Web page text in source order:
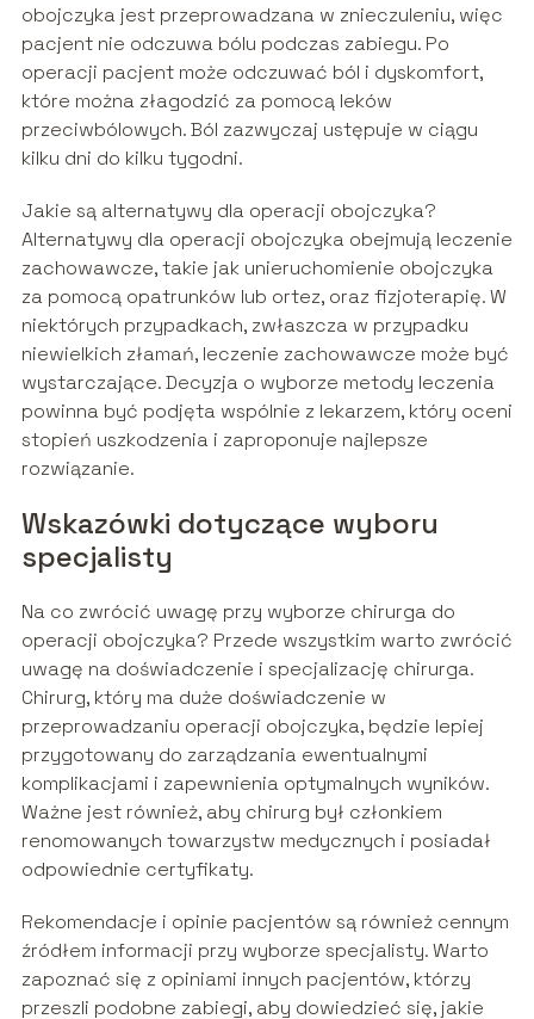
obojczyka jest przeprowadzana w znieczuleniu, więc
pacjent nie odczuwa bólu podczas zabiegu. Po
operacji pacjent może odczuwać ból i dyskomfort,
które można złagodzić za pomocą leków
przeciwbólowych. Ból zazwyczaj ustępuje w ciągu
kilku dni do kilku tygodni.
Jakie są alternatywy dla operacji obojczyka?
Alternatywy dla operacji obojczyka obejmują leczenie
zachowawcze, takie jak unieruchomienie obojczyka
za pomocą opatrunków lub ortez, oraz fizjoterapię. W
niektórych przypadkach, zwłaszcza w przypadku
niewielkich złamań, leczenie zachowawcze może być
wystarczające. Decyzja o wyborze metody leczenia
powinna być podjęta wspólnie z lekarzem, który oceni
stopień uszkodzenia i zaproponuje najlepsze
rozwiązanie.
Wskazówki dotyczące wyboru
specjalisty
Na co zwrócić uwagę przy wyborze chirurga do
operacji obojczyka? Przede wszystkim warto zwrócić
uwagę na doświadczenie i specjalizację chirurga.
Chirurg, który ma duże doświadczenie w
przeprowadzaniu operacji obojczyka, będzie lepiej
przygotowany do zarządzania ewentualnymi
komplikacjami i zapewnienia optymalnych wyników.
Ważne jest również, aby chirurg był członkiem
renomowanych towarzystw medycznych i posiadał
odpowiednie certyfikaty.
Rekomendacje i opinie pacjentów są również cennym
źródłem informacji przy wyborze specjalisty. Warto
zapoznać się z opiniami innych pacjentów, którzy
przeszli podobne zabiegi, aby dowiedzieć się, jakie